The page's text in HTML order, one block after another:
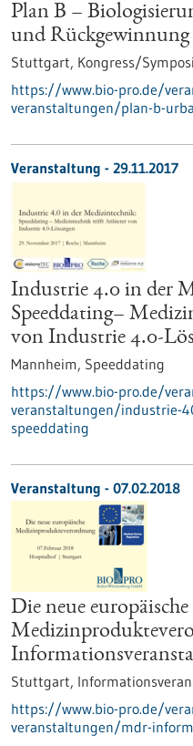
Plan B –
und
Stuttgart, Kongress/
https://www.bio-pro.de/
veranstaltungen/plan-b-
Veranstaltung - 29.11.2017
Industrie 4.0 in der
Speeddating–
von Industrie 4.0-
Mannheim, Speeddating
https://www.bio-pro.de/
veranstaltungen/industrie-
speeddating
Veranstaltung - 07.02.2018
Die neue europäische
Stuttgart,
https://www.bio-pro.de/
veranstaltungen/mdr-